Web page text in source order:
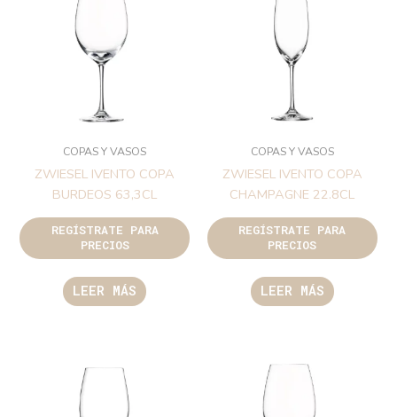
COPAS Y VASOS
ZWIESEL IVENTO COPA
BURDEOS 63,3CL
REGÍSTRATE PARA
PRECIOS
LEER MÁS
COPAS Y VASOS
ZWIESEL IVENTO COPA
CHAMPAGNE 22.8CL
REGÍSTRATE PARA
PRECIOS
LEER MÁS